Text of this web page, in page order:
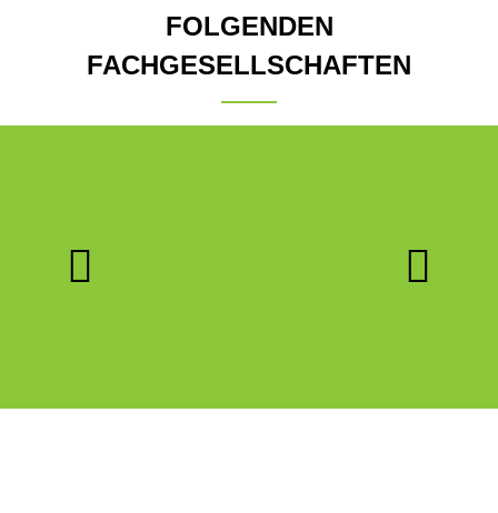
FOLGENDEN
FACHGESELLSCHAFTEN